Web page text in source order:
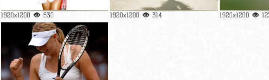
1920x1200 530 1920x1200 314 1920x1200